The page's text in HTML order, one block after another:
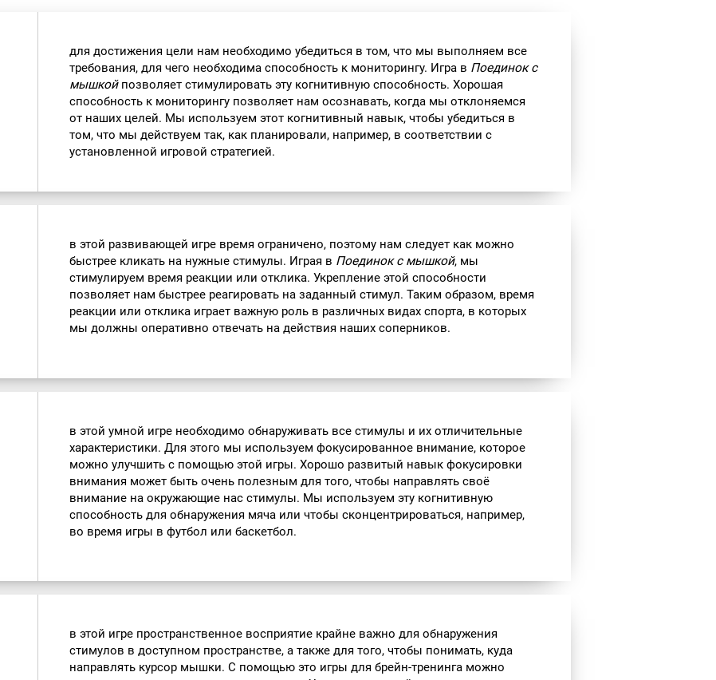
для достижения цели нам необходимо убедиться в том, что мы выполняем все
требования, для чего необходима способность к мониторингу. Игра в Поединок с
мышкойпозволяет стимулировать эту когнитивную способность. Хорошая
способность к мониторингу позволяет нам осознавать, когда мы отклоняемся
от наших целей. Мы используем этот когнитивный навык, чтобы убедиться в
том, что мы действуем так, как планировали, например, в соответствии с
установленной игровой стратегией.
в этой развивающей игре время ограничено, поэтому нам следует как можно
быстрее кликать на нужные стимулы. Играя в Поединок с мышкой, мы
стимулируем время реакции или отклика. Укрепление этой способности
позволяет нам быстрее реагировать на заданный стимул. Таким образом, время
реакции или отклика играет важную роль в различных видах спорта, в которых
мы должны оперативно отвечать на действия наших соперников.
в этой умной игре необходимо обнаруживать все стимулы и их отличительные
характеристики. Для этого мы используем фокусированное внимание, которое
можно улучшить с помощью этой игры. Хорошо развитый навык фокусировки
внимания может быть очень полезным для того, чтобы направлять своё
внимание на окружающие нас стимулы. Мы используем эту когнитивную
способность для обнаружения мяча или чтобы сконцентрироваться, например,
во время игры в футбол или баскетбол.
в этой игре пространственное восприятие крайне важно для обнаружения
стимулов в доступном пространстве, а также для того, чтобы понимать, куда
направлять курсор мышки. С помощью это игры для брейн-тренинга можно